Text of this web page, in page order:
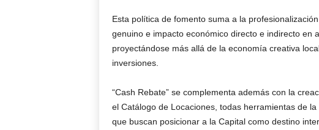
Esta política de fomento suma a la
genuino e impacto económico directo e indirecto en
proyectándose más allá de la economía creativa
inversiones.
“Cash Rebate” se complementa además con la
el Catálogo de Locaciones, todas herramientas de
que buscan posicionar a la Capital como destino